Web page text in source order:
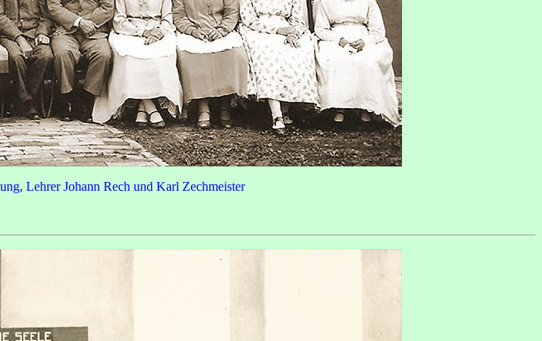
Lehrer Johann Rech und Karl Zechmeister